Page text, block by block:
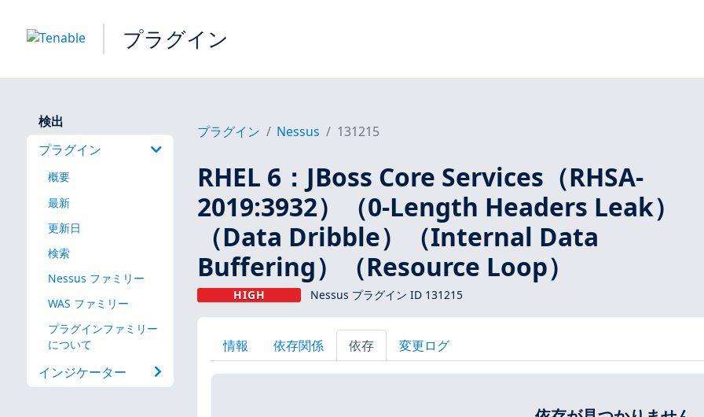
プラグイン
検出
プラグイン
概要
最新
更新日
検索
Nessus ファミリー
WAS ファミリー
プラグインファミリー
について
インジケーター
プラグイン Nessus 131215
RHEL 6：JBoss Core Services（RHSA-
2019:3932）（0-Length Headers Leak）
（Data Dribble）（Internal Data
Buffering）（Resource Loop）
HIGH Nessus プラグイン ID 131215
情報 依存関係 依存 変更ログ